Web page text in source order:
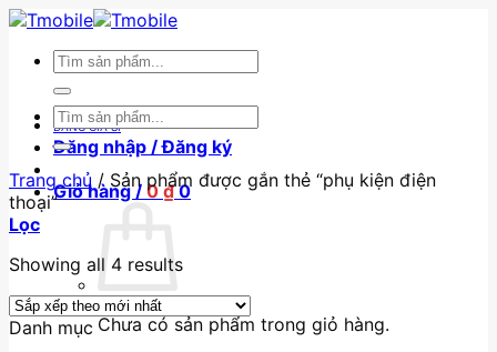
Skip
contentTìm
BẢNG GIÁ SỈ
Đăng nhập / Đăng ký
Giỏ hàng / 0₫ 0
Chưa có sản phẩm trong giỏ hàng.
Tìm
kiếm:
Trang chủ /Sản phẩm được gắn thẻ “phụ kiện điện
thoại”
Lọc
Showing all 4 results
Danh mục